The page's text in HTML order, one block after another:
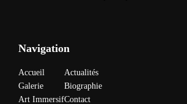
Navigation
Accueil
Galerie
Art Immersif
Actualités
Biographie
Contact